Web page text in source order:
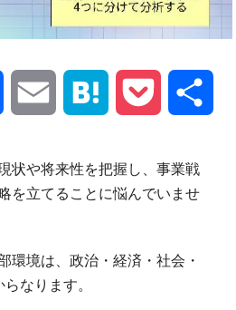
Facebook Email Hatena Pocket
状や将来性を把握し、事業戦
を立てることに悩んでいませ
環境は、政治・経済・社会・
なります。